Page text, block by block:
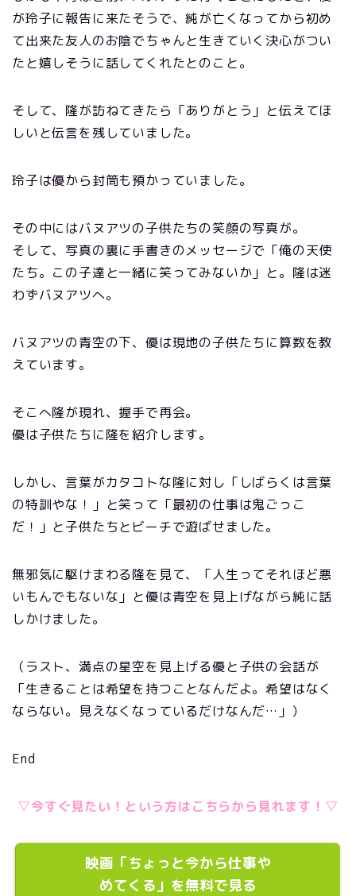
が玲子に報告に来たそうで、純が亡くなってから初め
て出来た友人のお陰でちゃんと生きていく決心がつい
たと嬉しそうに話してくれたとのこと。
そして、隆が訪ねてきたら「ありがとう」と伝えてほ
しいと伝言を残していました。
玲子は優から封筒も預かっていました。
その中にはバヌアツの子供たちの笑顔の写真が。
そして、写真の裏に手書きのメッセージで「俺の天使
たち。この子達と一緒に笑ってみないか」と。隆は迷
わずバヌアツへ。
バヌアツの青空の下、優は現地の子供たちに算数を教
えています。
そこへ隆が現れ、握手で再会。
優は子供たちに隆を紹介します。
しかし、言葉がカタコトな隆に対し「しばらくは言葉
の特訓やな！」と笑って「最初の仕事は鬼ごっこ
だ！」と子供たちとビーチで遊ばせました。
無邪気に駆けまわる隆を見て、「人生ってそれほど悪
いもんでもないな」と優は青空を見上げながら純に話
しかけました。
（ラスト、満点の星空を見上げる優と子供の会話が
「生きることは希望を持つことなんだよ。希望はなく
ならない。見えなくなっているだけなんだ…」）
End
▽今すぐ見たい！という方はこちらから見れます！▽
映画「ちょっと今から仕事や
めてくる」を無料で見る